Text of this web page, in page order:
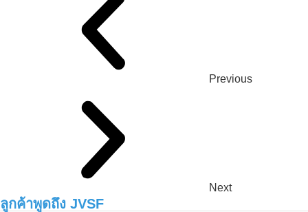
Previous
Next
ลูกค้าพูดถึง JVSF